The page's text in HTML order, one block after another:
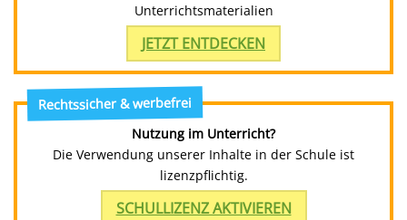
Unterrichtsmaterialien
JETZT ENTDECKEN
Rechtssicher & werbefrei
Nutzung im Unterricht?
Die Verwendung unserer Inhalte in der Schule ist
lizenzpflichtig.
SCHULLIZENZ AKTIVIEREN